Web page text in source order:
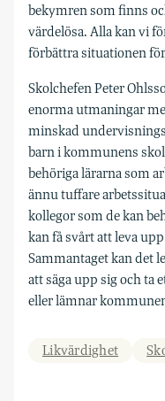
bekymren som finns
värdelösa. Alla kan vi
förbättra situationen
Skolchefen Peter
enorma utmaningar
minskad
barn i kommunens
behöriga lärarna som
ännu tuffare
kollegor som de kan
kan få svårt att leva
Sammantaget kan det
att säga upp sig och ta
eller lämnar
Likvärdighet